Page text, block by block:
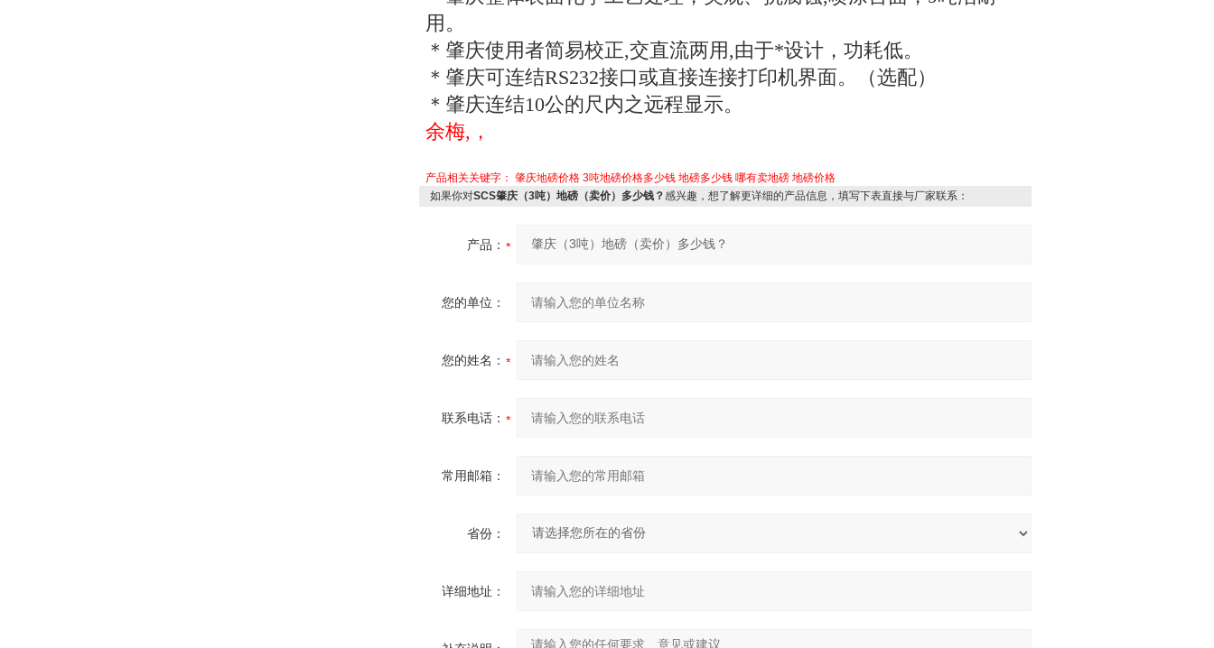
用。
＊肇庆使用者简易校正,交直流两用 ,由于*设计，功耗低。
＊肇庆可连结RS232接口或直接连接打印机界面。（选配）
＊肇庆连结10公的尺内之远程显示。
余梅,，
产品相关关键字： 肇庆地磅价格 3吨地磅价格多少钱 地磅多少钱 哪有卖地磅 地磅价格
如果你对SCS肇庆（3吨）地磅（卖价）多少钱？感兴趣，想了解更详细的产品信息，填写下表直接与厂家联系：
产品：
您的单位：
您的姓名：
联系电话：
常用邮箱：
省份：
详细地址：